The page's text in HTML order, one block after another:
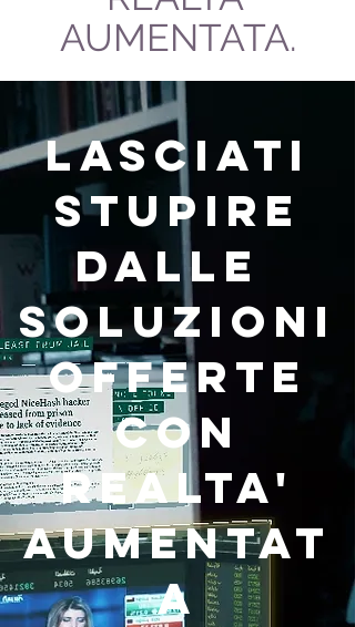
AUMENTATA.
LASCIATI
STUPIRE
DALLE
SOLUZIONI
OFFERTE
CON
REALTA'
AUMENTAT
A